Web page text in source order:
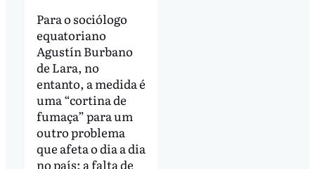
Para o sociólogo
equatoriano
Agustín Burbano
de Lara, no
entanto, a medida é
uma “cortina de
fumaça” para um
outro problema
que afeta o dia a dia
no país: a falta de